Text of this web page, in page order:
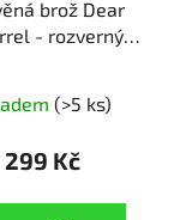
brož Dear
- rozverný
zvířátek
(>5 ks)
299 Kč